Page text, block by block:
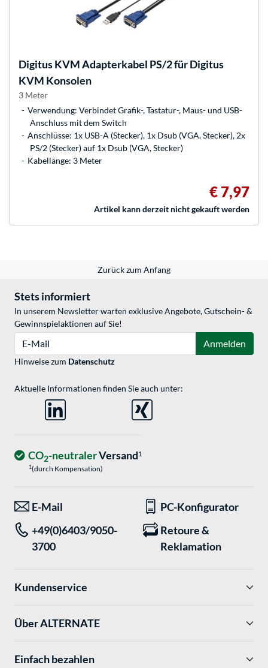
DigitusKVM Adapterkabel PS/2 für Digitus
KVM Konsolen
3 Meter
Verwendung: Verbindet Grafik-, Tastatur-, Maus- und USB-
Anschluss mit dem Switch
Anschlüsse: 1x USB-A (Stecker), 1x Dsub (VGA, Stecker), 2x
PS/2 (Stecker) auf 1x Dsub (VGA, Stecker)
Kabellänge: 3 Meter
€ 7,97
Artikel kann derzeit nicht gekauft werden
Zurück zum Anfang
Stets informiert
In unserem Newsletter warten exklusive Angebote, Gutschein- &
Gewinnspielaktionen auf Sie!
Anmelden
Hinweise zum Datenschutz
Aktuelle Informationen finden Sie auch unter:
CO2-neutralerVersand1
1(durch Kompensation)
E-Mail
PC-Konfigurator
+49(0)6403/9050-
3700
Retoure &
Reklamation
Kundenservice
Über ALTERNATE
Einfach bezahlen